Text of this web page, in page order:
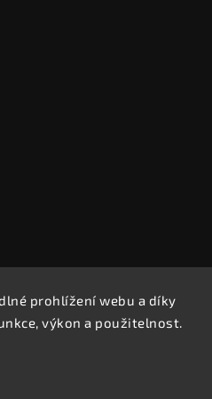
prohlížení webu a díky
výkon a použitelnost.
. Všechna práva vyhrazena.
cookies